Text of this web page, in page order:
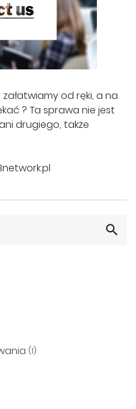
od ręki, a na
? Ta sprawa nie jest
drugiego, także
(1)